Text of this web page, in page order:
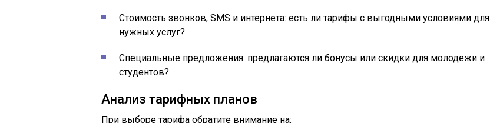
Стоимость звонков, SMS и интернета: есть ли тарифы с выгодными условиями для
нужных услуг?
Специальные предложения: предлагаются ли бонусы или скидки для молодежи и
студентов?
Анализ тарифных планов
При выборе тарифа обратите внимание на: